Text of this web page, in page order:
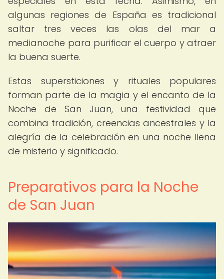
algunas regiones de España es tradicional
saltar tres veces las olas del mar a
medianoche para purificar el cuerpo y atraer
la buena suerte.
Estas supersticiones y rituales populares
forman parte de la magia y el encanto de la
Noche de San Juan, una festividad que
combina tradición, creencias ancestrales y la
alegría de la celebración en una noche llena
de misterio y significado.
Preparativos para la Noche
de San Juan